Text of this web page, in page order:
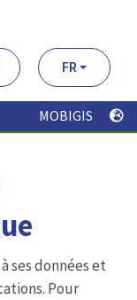
FR
MOBIGIS
ses données et
Pour